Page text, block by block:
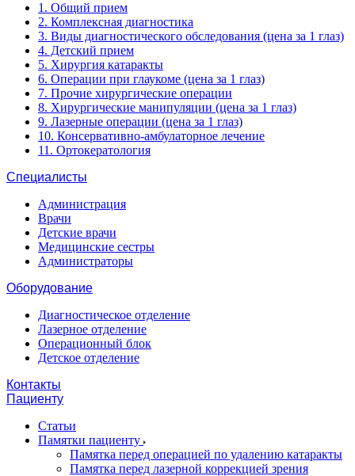
1. Общий прием
2. Комплексная диагностика
3. Виды диагностического обследования (цена за 1 глаз)
4. Детский прием
5. Хирургия катаракты
6. Операции при глаукоме (цена за 1 глаз)
7. Прочие хирургические операции
8. Хирургические манипуляции (цена за 1 глаз)
9. Лазерные операции (цена за 1 глаз)
10. Консервативно-амбулаторное лечение
11. Ортокератология
Специалисты
Администрация
Врачи
Детские врачи
Медицинские сестры
Администраторы
Оборудование
Диагностическое отделение
Лазерное отделение
Операционный блок
Детское отделение
Контакты
Пациенту
Статьи
Памятки пациенту
Памятка перед операцией по удалению катаракты
Памятка перед лазерной коррекцией зрения